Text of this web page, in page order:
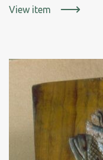
View item